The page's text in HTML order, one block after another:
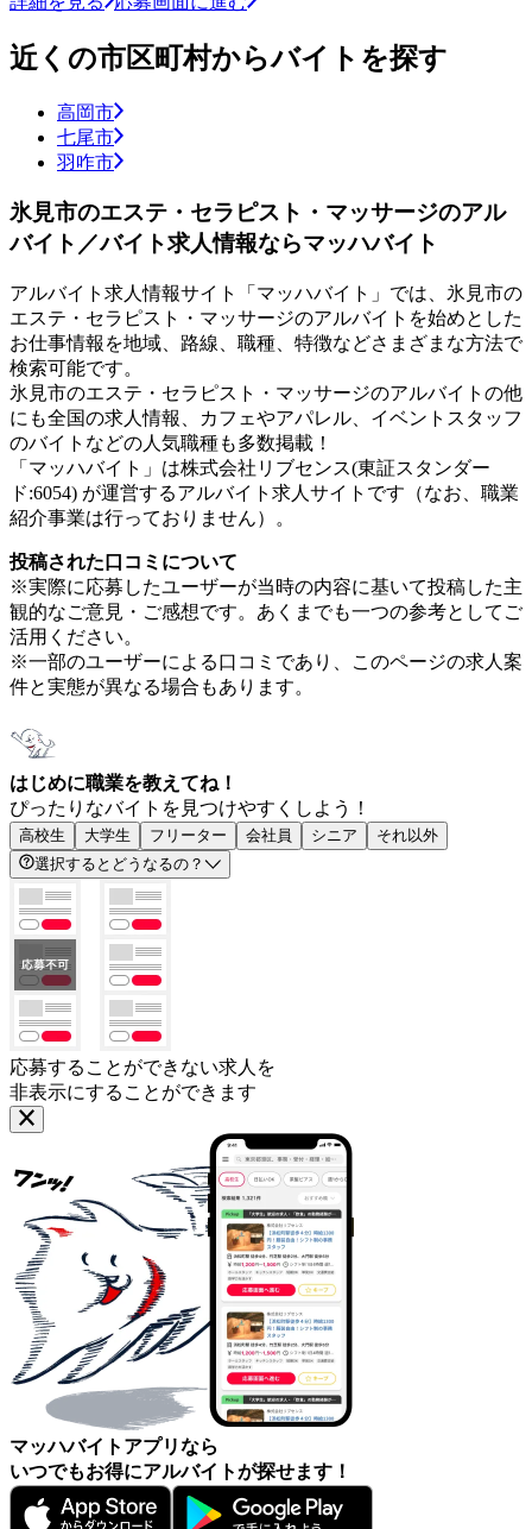
近くの市区町村からバイトを探す
高岡市
七尾市
羽咋市
氷見市のエステ・セラピスト・マッサージのアル
バイト／バイト求人情報ならマッハバイト
アルバイト求人情報サイト「マッハバイト」では、氷見市の
エステ・セラピスト・マッサージのアルバイトを始めとした
お仕事情報を地域、路線、職種、特徴などさまざまな方法で
検索可能です。
氷見市のエステ・セラピスト・マッサージのアルバイトの他
にも全国の求人情報、カフェやアパレル、イベントスタッフ
のバイトなどの人気職種も多数掲載！
「マッハバイト」は株式会社リブセンス(東証スタンダー
ド:6054) が運営するアルバイト求人サイトです（なお、職業
紹介事業は行っておりません）。
投稿された口コミについて
※実際に応募したユーザーが当時の内容に基いて投稿した主
観的なご意見・ご感想です。あくまでも一つの参考としてご
活用ください。
※一部のユーザーによる口コミであり、このページの求人案
件と実態が異なる場合もあります。
はじめに職業を教えてね！
ぴったりなバイトを見つけやすくしよう！
高校生 大学生 フリーター 会社員 シニア
それ以外
選択するとどうなるの？
応募することができない求人を
非表示にすることができます
マッハバイトアプリなら
いつでもお得にアルバイトが探せます！